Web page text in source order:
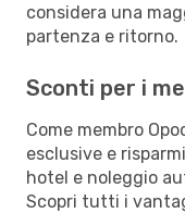
considera una
partenza e ritorno.
Sconti per i
Come membro
esclusive e
hotel e noleggio
Scopri tutti i